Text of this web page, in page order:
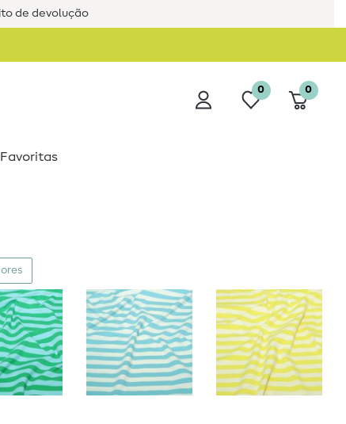
de devolução
0 0